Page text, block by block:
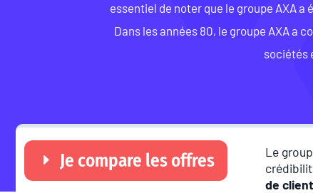
essentiel de noter que le groupe AXA
Dans les années 80, le groupe AXA a
sociétés
Je compare les offres
Le
de